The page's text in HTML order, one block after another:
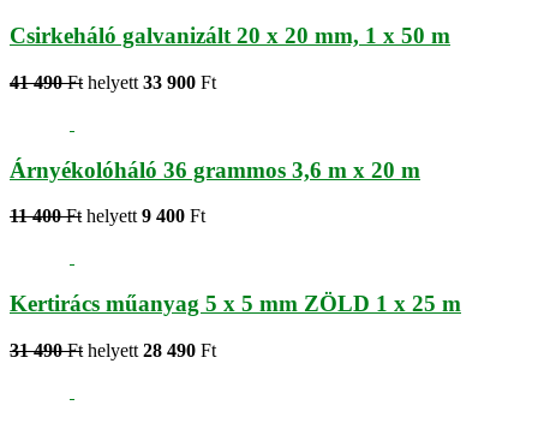
Csirkeháló galvanizált 20 x 20 mm, 1 x 50 m
41 490 Ft helyett 33 900 Ft
Árnyékolóháló 36 grammos 3,6 m x 20 m
11 400 Fthelyett9 400 Ft
Kertirács műanyag 5 x 5 mm ZÖLD 1 x 25 m
31 490 Ft helyett 28 490 Ft